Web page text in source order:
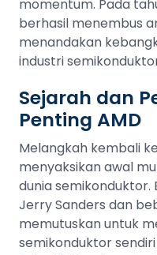
momentum. Pada
berhasil menembus
menandakan
industri
Sejarah dan
Penting AMD
Melangkah kembali
menyaksikan awal
dunia semikonduktor.
Jerry Sanders dan
memutuskan untuk
semikonduktor